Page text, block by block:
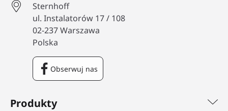
Produkty
Sternhoff
ul. Instalatorów 17 / 108
02-237 Warszawa
Polska
Obserwuj nas
Facebook